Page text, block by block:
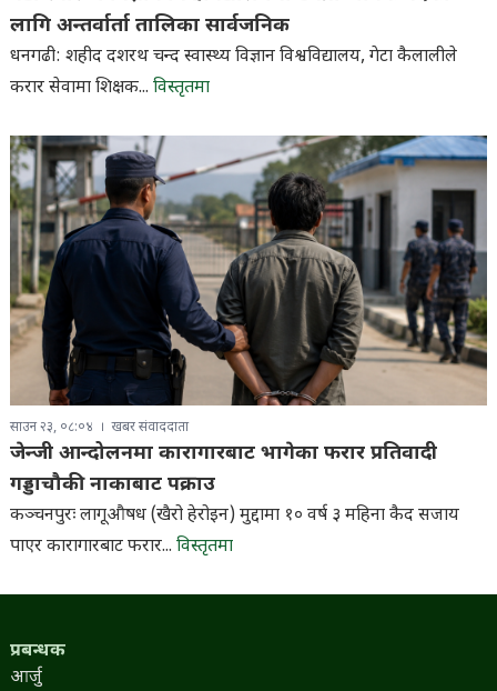
लागि अन्तर्वार्ता तालिका सार्वजनिक
धनगढी: शहीद दशरथ चन्द स्वास्थ्य विज्ञान विश्वविद्यालय, गेटा कैलालीले
करार सेवामा शिक्षक... विस्तृतमा
साउन २३, ०८:०४ खबर संवाददाता
जेन्जी आन्दोलनमा कारागारबाट भागेका फरार प्रतिवादी
गड्डाचौकी नाकाबाट पक्राउ
कञ्चनपुरः लागूऔषध (खैरो हेरोइन) मुद्दामा १० वर्ष ३ महिना कैद सजाय
पाएर कारागारबाट फरार... विस्तृतमा
प्रबन्धक
आर्जु